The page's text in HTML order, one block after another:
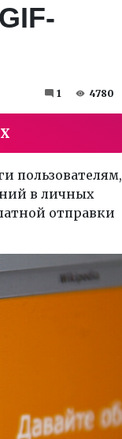
1 4780
пользователям,
в личных
отправки